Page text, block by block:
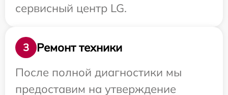
сервисный центр LG.
3
Ремонт техники
После полной диагностики мы
предоставим на утверждение